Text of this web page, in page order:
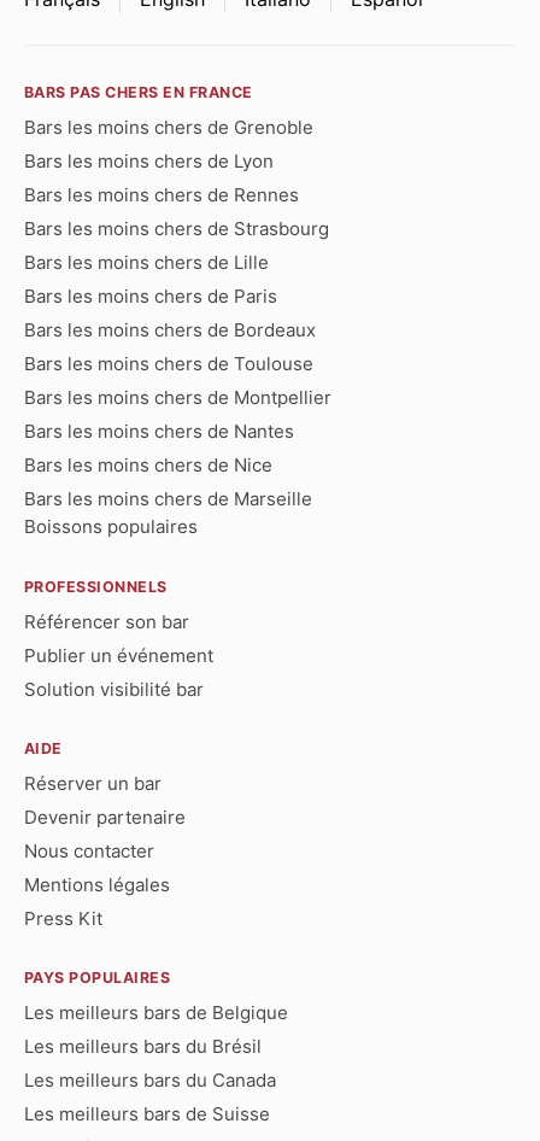
BARS PAS CHERS EN FRANCE
Bars les moins chers de Grenoble
Bars les moins chers de Lyon
Bars les moins chers de Rennes
Bars les moins chers de Strasbourg
Bars les moins chers de Lille
Bars les moins chers de Paris
Bars les moins chers de Bordeaux
Bars les moins chers de Toulouse
Bars les moins chers de Montpellier
Bars les moins chers de Nantes
Bars les moins chers de Nice
Bars les moins chers de Marseille
Boissons populaires
PROFESSIONNELS
Référencer son bar
Publier un événement
Solution visibilité bar
AIDE
Réserver un bar
Devenir partenaire
Nous contacter
Mentions légales
Press Kit
PAYS POPULAIRES
Les meilleurs bars de Belgique
Les meilleurs bars du Brésil
Les meilleurs bars du Canada
Les meilleurs bars de Suisse